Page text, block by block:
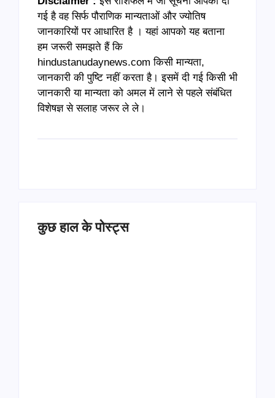
गई है वह सिर्फ पौराणिक मान्यताओं और ज्योतिष
जानकारियों पर आधारित है । यहां आपको यह बताना
हम जरूरी समझते हैं कि
hindustanudaynews.com किसी मान्यता,
जानकारी की पुष्टि नहीं करता है। इसमें दी गई किसी भी
जानकारी या मान्यता को अमल में लाने से पहले संबंधित
विशेषज्ञ से सलाह जरूर ले ले।
कुछ हाल के पोस्ट्स